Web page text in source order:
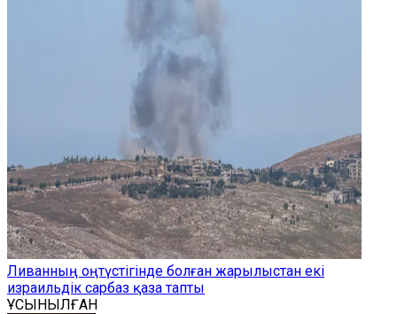
Ливанның оңтүстігінде болған жарылыстан екі
израильдік сарбаз қаза тапты
ҰСЫНЫЛҒАН